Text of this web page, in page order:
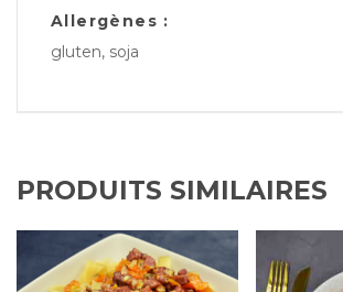
Allergènes :
gluten, soja
PRODUITS SIMILAIRES